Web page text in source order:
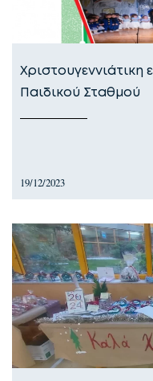
Παιδικού Σταθμού
19/12/2023